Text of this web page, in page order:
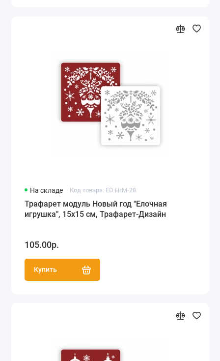
На складе Код товара: ED НгМ-28
Трафарет модуль Новый год "Елочная
игрушка", 15х15 см, Трафарет-Дизайн
105.00р.
Купить